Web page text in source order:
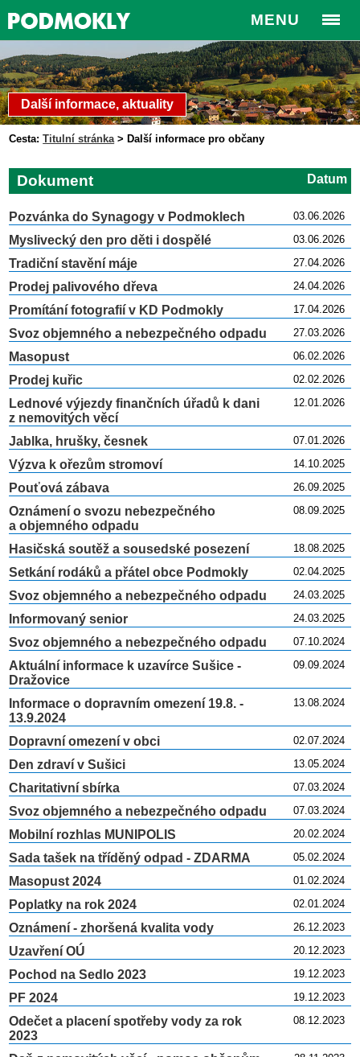
MENU
Další informace, aktuality
Cesta: Titulní stránka> Další informace pro občany
Datum
Dokument
03.06.2026
Pozvánka do Synagogy v Podmoklech
03.06.2026
Myslivecký den pro děti i dospělé
27.04.2026
Tradiční stavění máje
24.04.2026
Prodej palivového dřeva
17.04.2026
Promítání fotografií v KD Podmokly
27.03.2026
Svoz objemného a nebezpečného odpadu
06.02.2026
Masopust
02.02.2026
Prodej kuřic
12.01.2026
Lednové výjezdy finančních úřadů k dani
z nemovitých věcí
07.01.2026
Jablka, hrušky, česnek
14.10.2025
Výzva k ořezům stromoví
26.09.2025
Pouťová zábava
08.09.2025
Oznámení o svozu nebezpečného
a objemného odpadu
18.08.2025
Hasičská soutěž a sousedské posezení
02.04.2025
Setkání rodáků a přátel obce Podmokly
24.03.2025
Svoz objemného a nebezpečného odpadu
24.03.2025
Informovaný senior
07.10.2024
Svoz objemného a nebezpečného odpadu
09.09.2024
Aktuální informace k uzavírce Sušice -
Dražovice
13.08.2024
Informace o dopravním omezení 19.8. -
13.9.2024
02.07.2024
Dopravní omezení v obci
13.05.2024
Den zdraví v Sušici
07.03.2024
Charitativní sbírka
07.03.2024
Svoz objemného a nebezpečného odpadu
20.02.2024
Mobilní rozhlas MUNIPOLIS
05.02.2024
Sada tašek na tříděný odpad - ZDARMA
01.02.2024
Masopust 2024
02.01.2024
Poplatky na rok 2024
26.12.2023
Oznámení - zhoršená kvalita vody
20.12.2023
Uzavření OÚ
19.12.2023
Pochod na Sedlo 2023
19.12.2023
PF 2024
08.12.2023
Odečet a placení spotřeby vody za rok
2023